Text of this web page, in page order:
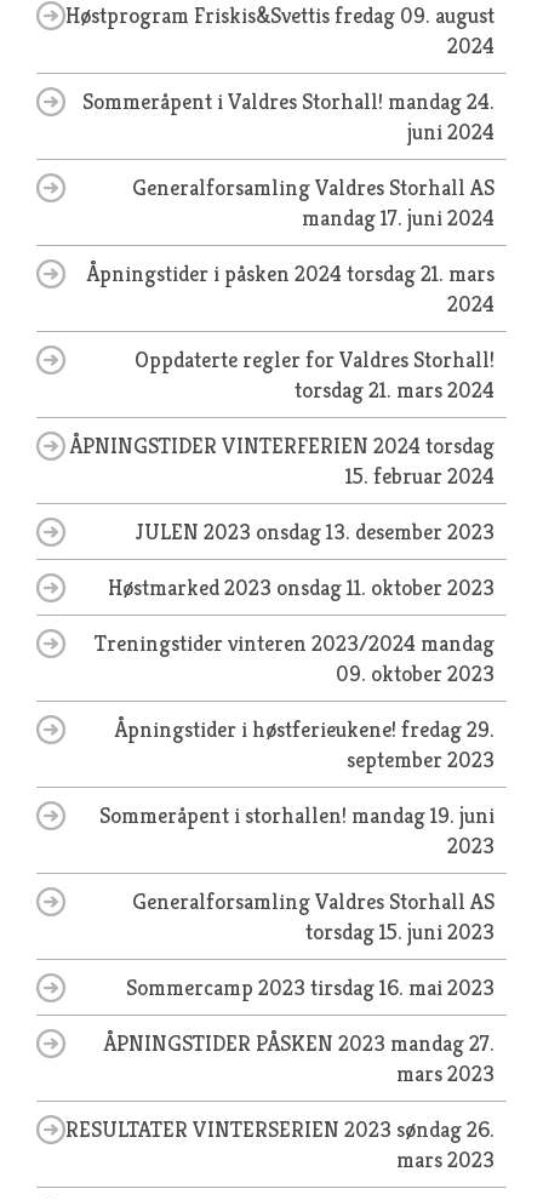
Høstprogram Friskis&Svettisfredag 09. august
2024
Sommeråpent i Valdres Storhall! mandag 24.
juni 2024
Generalforsamling Valdres Storhall AS
mandag 17. juni 2024
Åpningstider i påsken 2024 torsdag 21. mars
2024
Oppdaterte regler for Valdres Storhall!
torsdag 21. mars 2024
ÅPNINGSTIDER VINTERFERIEN 2024 torsdag
15. februar 2024
JULEN 2023 onsdag 13. desember 2023
Høstmarked 2023 onsdag 11. oktober 2023
Treningstider vinteren 2023/2024 mandag
09. oktober 2023
Åpningstider i høstferieukene! fredag 29.
september 2023
Sommeråpent i storhallen! mandag 19. juni
2023
Generalforsamling Valdres Storhall AS
torsdag 15. juni 2023
Sommercamp 2023 tirsdag 16. mai 2023
ÅPNINGSTIDER PÅSKEN 2023 mandag 27.
mars 2023
RESULTATER VINTERSERIEN 2023 søndag 26.
mars 2023